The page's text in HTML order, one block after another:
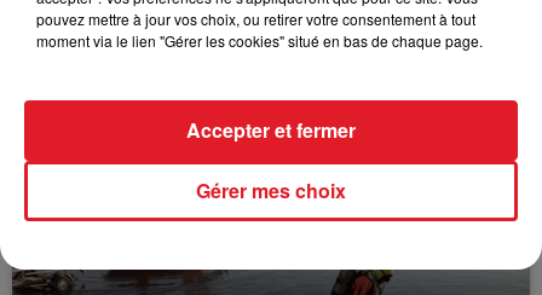
BÉTHUNE: ENQUÊTE POUR HOMICIDE
VOLONTAIRE EN COURS, APRÈS LA...
à des prostituées
pouvez mettre à jour vos choix, ou retirer votre consentement à tout
moment via le lien "Gérer les cookies" situé en bas de chaque page.
Gérer mes choix
Accepter et fermer